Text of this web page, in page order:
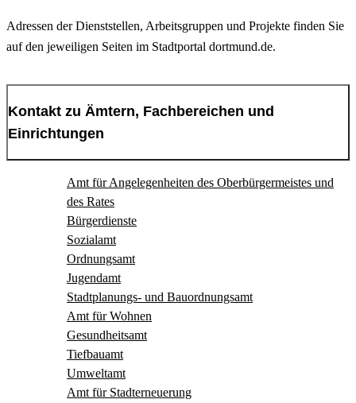
Adressen der Dienststellen, Arbeitsgruppen und Projekte finden Sie
auf den jeweiligen Seiten im Stadtportal dortmund.de.
Kontakt zu Ämtern, Fachbereichen und
Einrichtungen
Amt für Angelegenheiten des Oberbürgermeistes und
des Rates
Bürgerdienste
Sozialamt
Ordnungsamt
Jugendamt
Stadtplanungs- und Bauordnungsamt
Amt für Wohnen
Gesundheitsamt
Tiefbauamt
Umweltamt
Amt für Stadterneuerung